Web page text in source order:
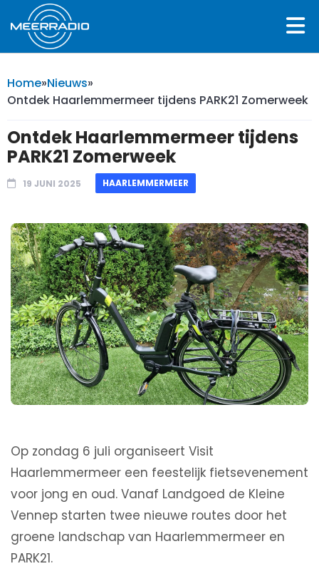
Home»Nieuws»
Ontdek Haarlemmermeer tijdens PARK21 Zomerweek
Ontdek Haarlemmermeer tijdens
PARK21 Zomerweek
19 JUNI 2025 HAARLEMMERMEER
Op zondag 6 juli organiseert Visit
Haarlemmermeer een feestelijk fietsevenement
voor jong en oud. Vanaf Landgoed de Kleine
Vennep starten twee nieuwe routes door het
groene landschap van Haarlemmermeer en
PARK21.